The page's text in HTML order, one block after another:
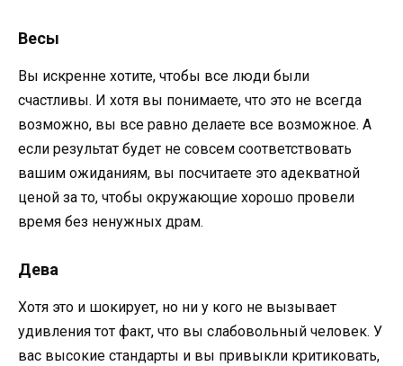
Весы
Вы искренне хотите, чтобы все люди были
счастливы. И хотя вы понимаете, что это не всегда
возможно, вы все равно делаете все возможное. А
если результат будет не совсем соответствовать
вашим ожиданиям, вы посчитаете это адекватной
ценой за то, чтобы окружающие хорошо провели
время без ненужных драм.
Дева
Хотя это и шокирует, но ни у кого не вызывает
удивления тот факт, что вы слабовольный человек. У
вас высокие стандарты и вы привыкли критиковать,